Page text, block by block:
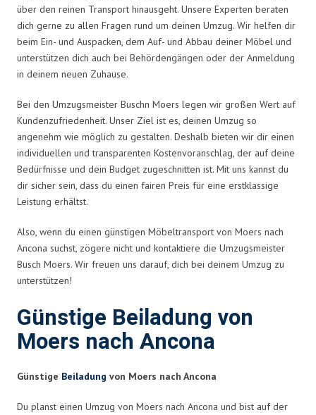
über den reinen Transport hinausgeht. Unsere Experten beraten
dich gerne zu allen Fragen rund um deinen Umzug. Wir helfen dir
beim Ein- und Auspacken, dem Auf- und Abbau deiner Möbel und
unterstützen dich auch bei Behördengängen oder der Anmeldung
in deinem neuen Zuhause.
Bei den Umzugsmeister Buschn Moers legen wir großen Wert auf
Kundenzufriedenheit. Unser Ziel ist es, deinen Umzug so
angenehm wie möglich zu gestalten. Deshalb bieten wir dir einen
individuellen und transparenten Kostenvoranschlag, der auf deine
Bedürfnisse und dein Budget zugeschnitten ist. Mit uns kannst du
dir sicher sein, dass du einen fairen Preis für eine erstklassige
Leistung erhältst.
Also, wenn du einen günstigen Möbeltransport von Moers nach
Ancona suchst, zögere nicht und kontaktiere die Umzugsmeister
Busch Moers. Wir freuen uns darauf, dich bei deinem Umzug zu
unterstützen!
Günstige Beiladung von
Moers nach Ancona
Günstige Beiladung von Moers nach Ancona
Du planst einen Umzug von Moers nach Ancona und bist auf der